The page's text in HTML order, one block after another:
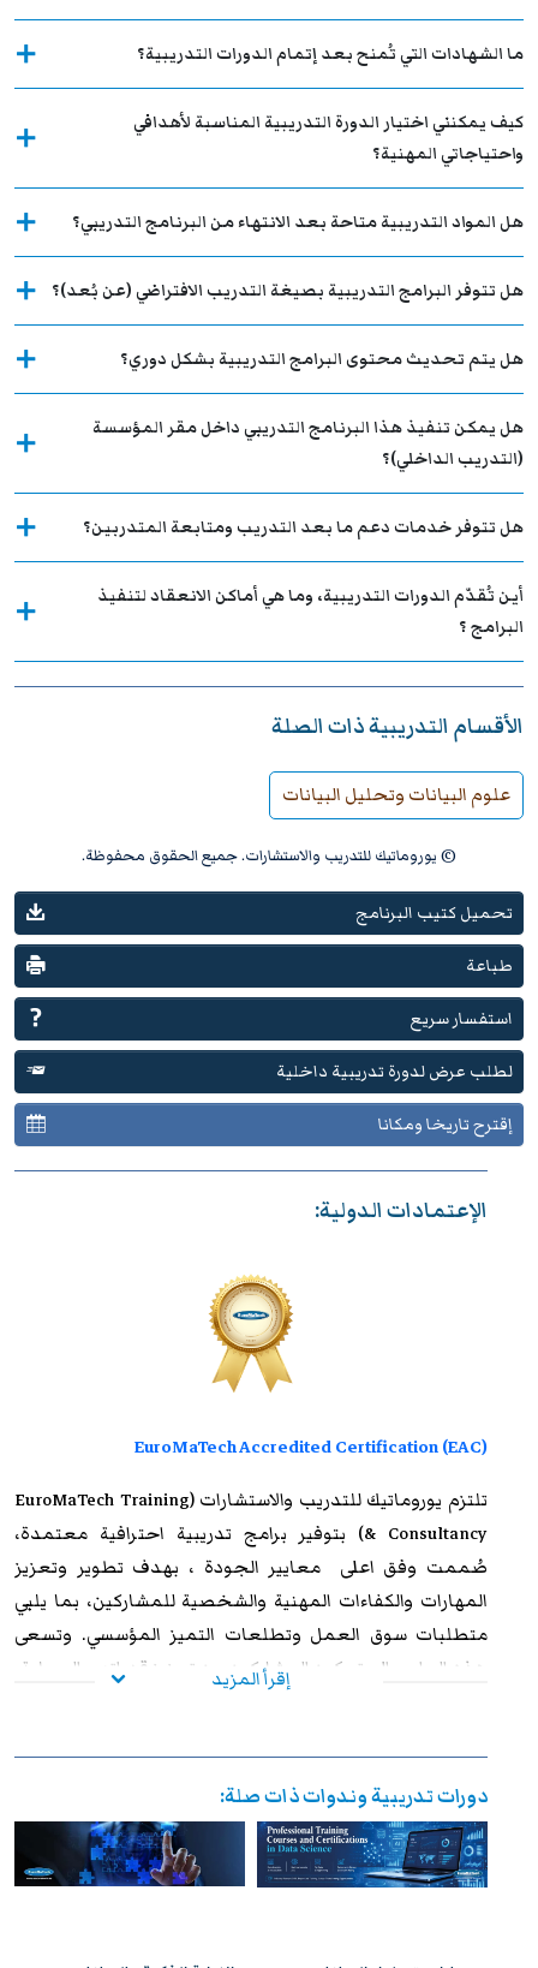
ما الشهادات التي تُمنح بعد إتمام الدورات التدريبية؟
كيف يمكنني اختيار الدورة التدريبية المناسبة لأهدافي
واحتياجاتي المهنية؟
هل المواد التدريبية متاحة بعد الانتهاء من البرنامج التدريبي؟
هل تتوفر البرامج التدريبية بصيغة التدريب الافتراضي (عن بُعد)؟
هل يتم تحديث محتوى البرامج التدريبية بشكل دوري؟
هل يمكن تنفيذ هذا البرنامج التدريبي داخل مقر المؤسسة
(التدريب الداخلي)؟
هل تتوفر خدمات دعم ما بعد التدريب ومتابعة المتدربين؟
أين تُقدّم الدورات التدريبية، وما هي أماكن الانعقاد لتنفيذ
البرامج ؟
الأقسام التدريبية ذات الصلة
علوم البيانات وتحليل البيانات
© يوروماتيك للتدريب والاستشارات. جميع الحقوق محفوظة.
تحميل كتيب البرنامج
طباعة
استفسار سريع
لطلب عرض لدورة تدريبية داخلية
إقترح تاريخا ومكانا
الإعتمادات الدولية:
EuroMaTech Accredited Certification (EAC)
تلتزم يوروماتيك للتدريب
والاستشارات (EuroMaTech Training
& Consultancy) بتوفير برامج تدريبية احترافية معتمدة،
صُممت وفق اعلى معايير الجودة ، بهدف تطوير وتعزيز
المهارات والكفاءات المهنية والشخصية للمشاركين، بما يلبي
متطلبات سوق العمل وتطلعات التميز المؤسسي. وتسعى
هذه البرامج إلى تمكين المشاركين من تعزيز قدراتهم العملية،
بنجاح، يحصل المشاركون على شهادة معتمدة من
تتمتع بالاعتراف والموثوقية إقليميًا ودوليًا، مما يمنحها قيمة
استراتيجية عالية. وتُشكل هذه الشهادة إضافة نوعية لمسار
إقرأ المزيد
دورات تدريبية وندوات ذات صلة: